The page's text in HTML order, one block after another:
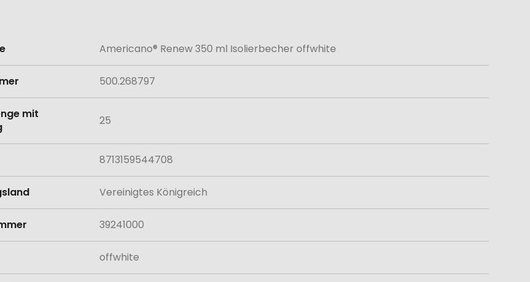
Americano® Renew 350 ml Isolierbecher offwhite
500.268797
mit
25
8713159544708
Vereinigtes Königreich
39241000
offwhite